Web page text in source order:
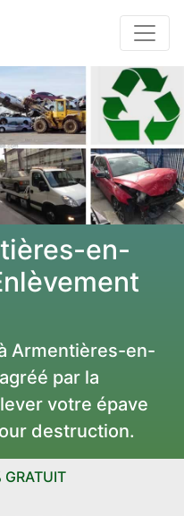
en-
Armentières-en-
par la
votre épave
destruction.
GRATUIT